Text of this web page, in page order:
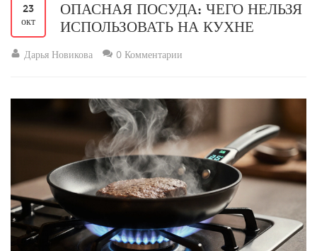
23
окт
ОПАСНАЯ ПОСУДА: ЧЕГО НЕЛЬЗЯ
ИСПОЛЬЗОВАТЬ НА КУХНЕ
Дарья Новикова 0 Комментарии